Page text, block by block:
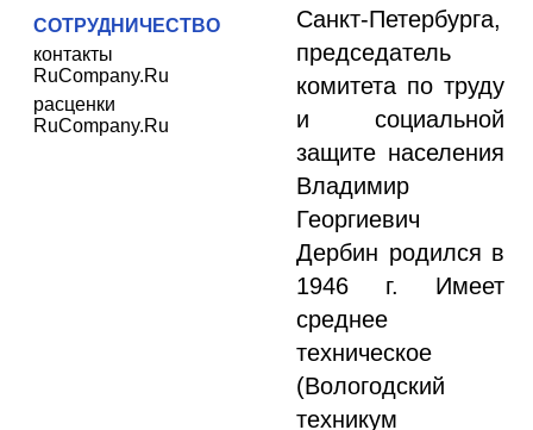
СОТРУДНИЧЕСТВО
контакты
RuCompany.Ru
расценки
RuCompany.Ru
Санкт-Петербурга,
председатель
комитета по труду
и социальной
защите населения
Владимир
Георгиевич
Дербин родился в
1946 г. Имеет
среднее
техническое
(Вологодский
техникум